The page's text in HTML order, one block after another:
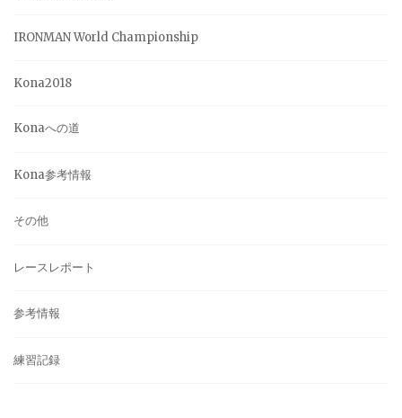
IRONMAN World Championship
Kona2018
Konaへの道
Kona参考情報
その他
レースレポート
参考情報
練習記録